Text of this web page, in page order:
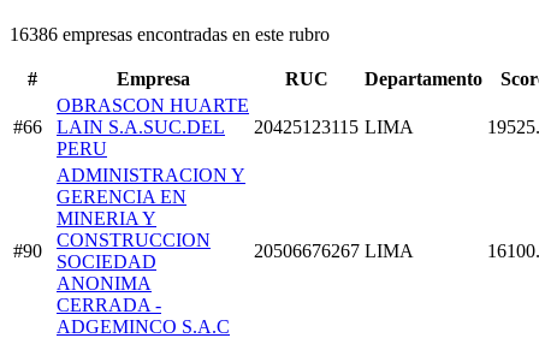
16386 empresas encontradas en este rubro
# Empresa RUC Departamento
#66
OBRASCON HUARTE
LAIN S.A.SUC.DEL
PERU
20425123115 LIMA
#90
ADMINISTRACION Y
GERENCIA EN
MINERIA Y
CONSTRUCCION
SOCIEDAD
ANONIMA
CERRADA -
ADGEMINCO S.A.C
20506676267 LIMA